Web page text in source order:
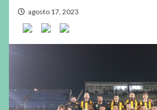
agosto 17, 2023